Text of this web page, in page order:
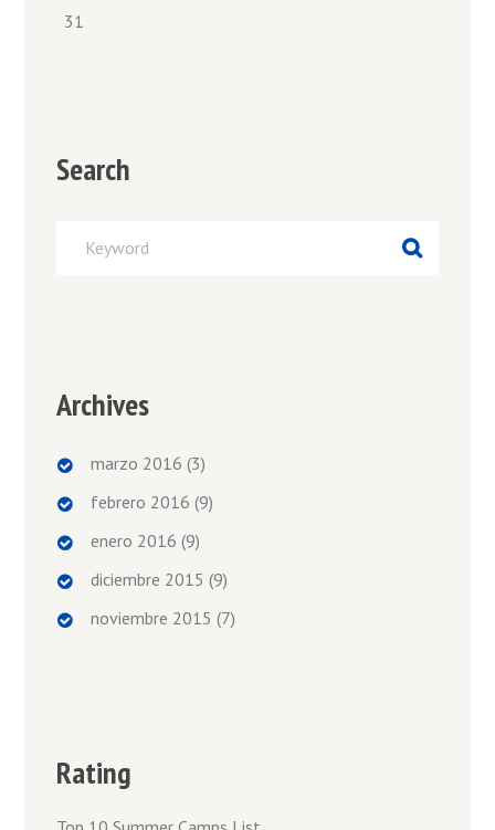
31
Search
Archives
marzo 2016 (3)
febrero 2016 (9)
enero 2016 (9)
diciembre 2015 (9)
noviembre 2015 (7)
Rating